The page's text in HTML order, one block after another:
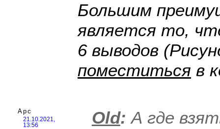
Большим
является то,
6 выводов
поместиться в
Арс
21.10.2021,
13:56
Old: А где